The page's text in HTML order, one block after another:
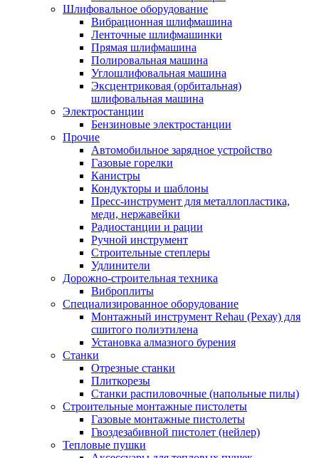
Шлифовальное оборудование
Вибрационная шлифмашина
Ленточные шлифмашинки
Прямая шлифмашина
Полировальная машина
Углошлифовальная машина
Эксцентриковая (орбитальная)
шлифовальная машина
Электростанции
Бензиновые электростанции
Прочие
Автомобильное зарядное устройство
Газовые горелки
Канистры
Кондукторы и шаблоны
Пресс-инструмент для металлопластика,
меди, нержавейки
Радиостанции и рации
Ручной инструмент
Строительные степлеры
Удлинители
Дорожно-строительная техника
Виброплиты
Специализированное оборудование
Монтажный инструмент Rehau (Рехау) для
сшитого полиэтилена
Установка алмазного бурения
Станки
Отрезные станки
Плиткорезы
Станки распиловочные (напольные пилы)
Строительные монтажные пистолеты
Газовые монтажные пистолеты
Гвоздезабивной пистолет (нейлер)
Тепловые пушки